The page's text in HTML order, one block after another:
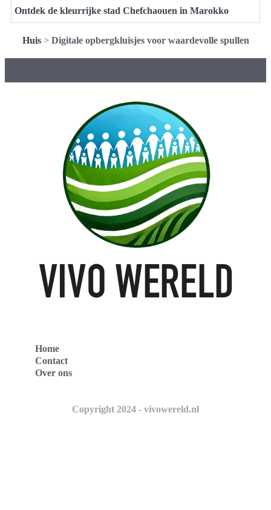
Ontdek de kleurrijke stad Chefchaouen in Marokko
Huis> Digitale opbergkluisjes voor waardevolle spullen
Home
Contact
Over ons
Copyright 2024 - vivowereld.nl